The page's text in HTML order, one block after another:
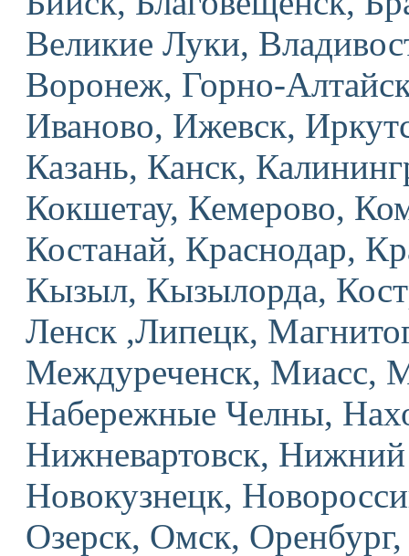
Великие Луки,
Воронеж, Горно-
Иваново, Ижевск,
Казань, Канск,
Кокшетау, Кемерово,
Костанай, Краснодар,
Кызыл, Кызылорда,
Ленск ,Липецк,
Междуреченск, Миасс,
Набережные Челны,
Нижневартовск,
Новокузнецк,
Озерск, Омск,